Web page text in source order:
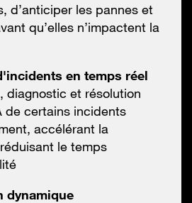
d’anticiper les pannes et
qu’elles n’impactent la
en temps réel
diagnostic et résolution
de certains incidents
accélérant la
le temps
dynamique